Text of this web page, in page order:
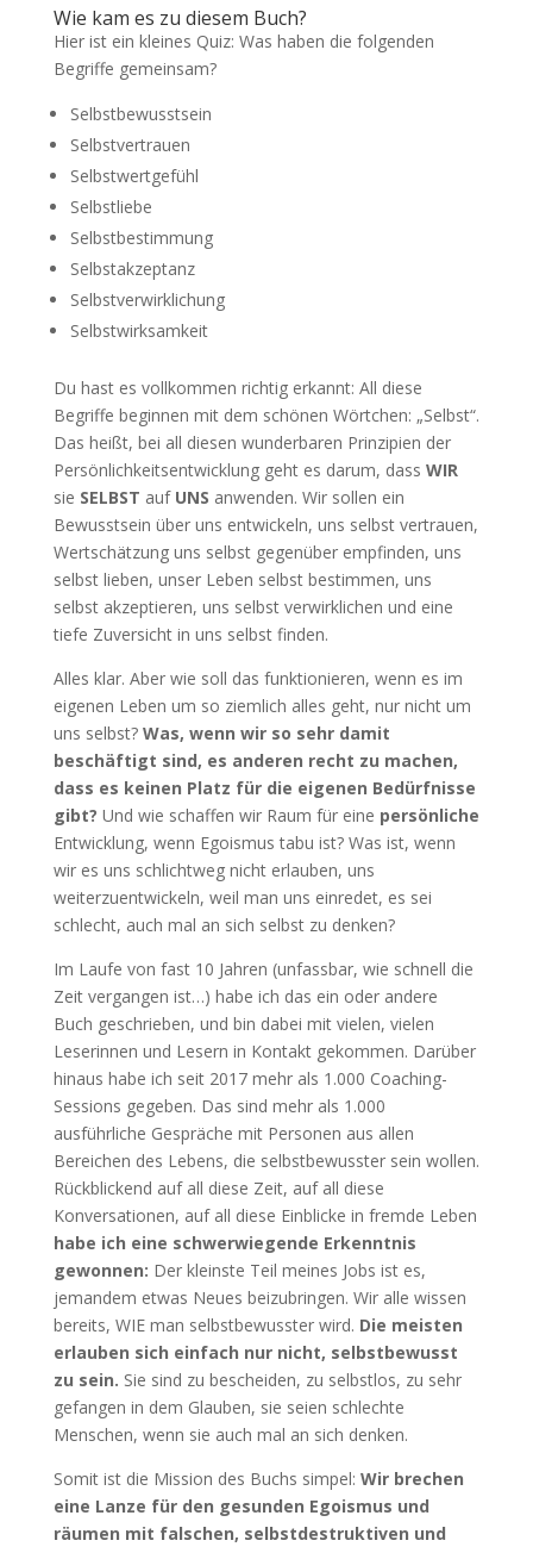
Wie kam es zu diesem Buch?
Hier ist ein kleines Quiz: Was haben die folgenden
Begriffe gemeinsam?
Selbstbewusstsein
Selbstvertrauen
Selbstwertgefühl
Selbstliebe
Selbstbestimmung
Selbstakzeptanz
Selbstverwirklichung
Selbstwirksamkeit
Du hast es vollkommen richtig erkannt: All diese
Begriffe beginnen mit dem schönen Wörtchen: „Selbst“.
Das heißt, bei all diesen wunderbaren Prinzipien der
Persönlichkeitsentwicklung geht es darum, dass WIR
sie SELBST auf UNS anwenden. Wir sollen ein
Bewusstsein über uns entwickeln, uns selbst vertrauen,
Wertschätzung uns selbst gegenüber empfinden, uns
selbst lieben, unser Leben selbst bestimmen, uns
selbst akzeptieren, uns selbst verwirklichen und eine
tiefe Zuversicht in uns selbst finden.
Alles klar. Aber wie soll das funktionieren, wenn es im
eigenen Leben um so ziemlich alles geht, nur nicht um
uns selbst? Was, wenn wir so sehr damit
beschäftigt sind, es anderen recht zu machen,
dass es keinen Platz für die eigenen Bedürfnisse
gibt? Und wie schaffen wir Raum für eine persönliche
Entwicklung, wenn Egoismus tabu ist? Was ist, wenn
wir es uns schlichtweg nicht erlauben, uns
weiterzuentwickeln, weil man uns einredet, es sei
schlecht, auch mal an sich selbst zu denken?
Im Laufe von fast 10 Jahren (unfassbar, wie schnell die
Zeit vergangen ist…) habe ich das ein oder andere
Buch geschrieben, und bin dabei mit vielen, vielen
Leserinnen und Lesern in Kontakt gekommen. Darüber
hinaus habe ich seit 2017 mehr als 1.000 Coaching-
Sessions gegeben. Das sind mehr als 1.000
ausführliche Gespräche mit Personen aus allen
Bereichen des Lebens, die selbstbewusster sein wollen.
Rückblickend auf all diese Zeit, auf all diese
Konversationen, auf all diese Einblicke in fremde Leben
habe ich eine schwerwiegende Erkenntnis
gewonnen: Der kleinste Teil meines Jobs ist es,
jemandem etwas Neues beizubringen. Wir alle wissen
bereits, WIE man selbstbewusster wird. Die meisten
erlauben sich einfach nur nicht, selbstbewusst
zu sein. Sie sind zu bescheiden, zu selbstlos, zu sehr
gefangen in dem Glauben, sie seien schlechte
Menschen, wenn sie auch mal an sich denken.
Somit ist die Mission des Buchs simpel: Wir brechen
eine Lanze für den gesunden Egoismus und
räumen mit falschen, selbstdestruktiven und